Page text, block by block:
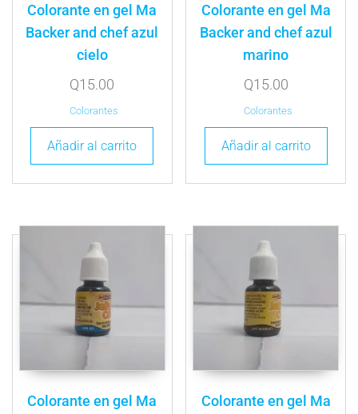
Colorante en gel Ma
Backer and chef azul
cielo
Q15.00
Colorantes
Añadir al carrito
Colorante en gel Ma
Backer and chef azul
marino
Q15.00
Colorantes
Añadir al carrito
Colorante en gel Ma
Colorante en gel Ma